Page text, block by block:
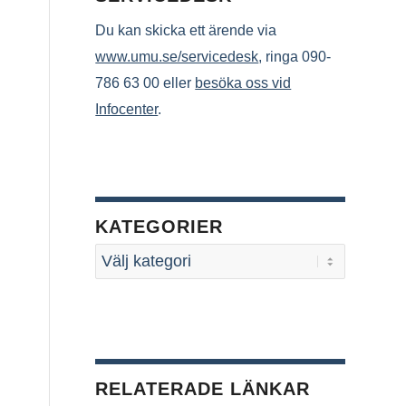
Du kan skicka ett ärende via
www.umu.se/servicedesk, ringa 090-
786 63 00 eller besöka oss vid
Infocenter.
KATEGORIER
RELATERADE LÄNKAR